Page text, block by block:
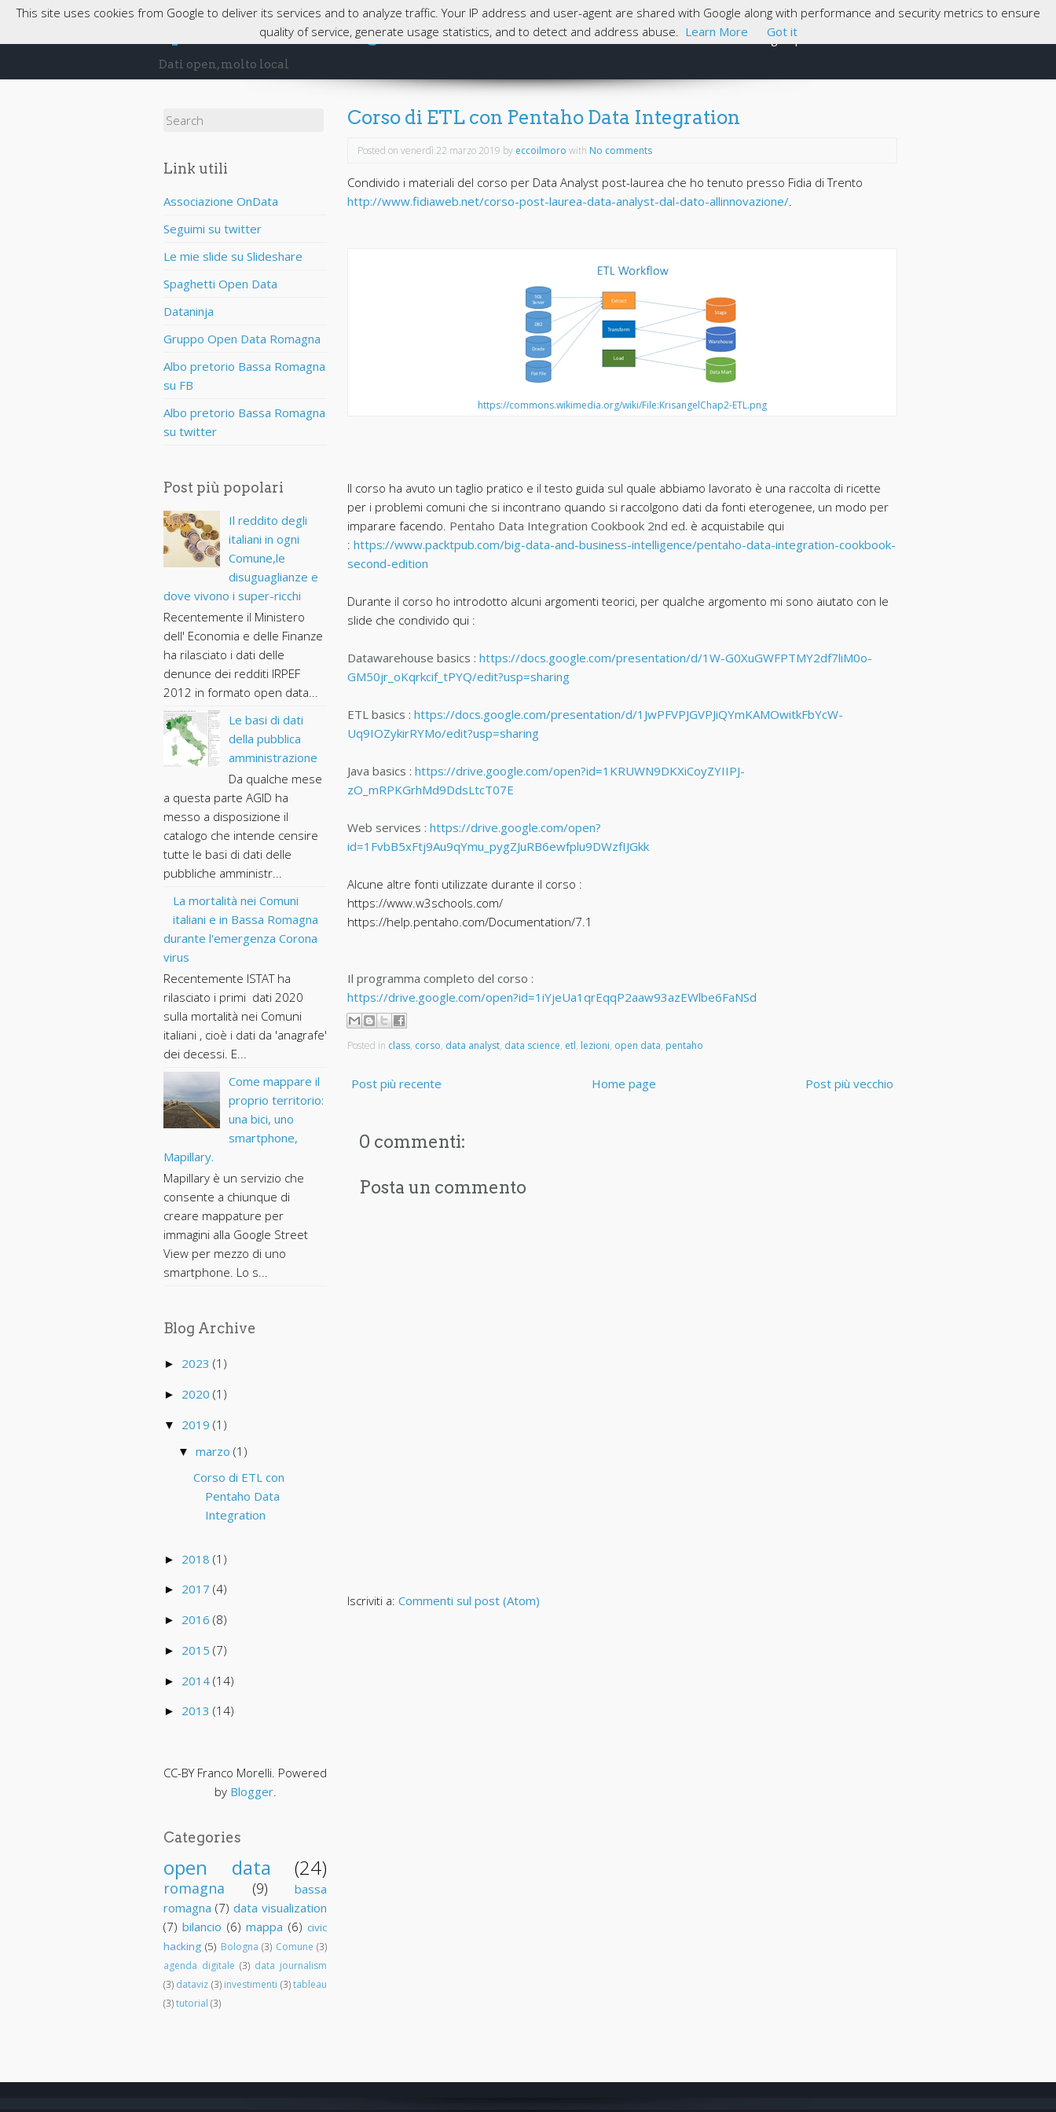
opendatabassaromagna
Dati open, molto local
Skip to content Home Cosa sono gli Open Data
Search for:
Link utili
Associazione OnData
Seguimi su twitter
Le mie slide su Slideshare
Spaghetti Open Data
Dataninja
Gruppo Open Data Romagna
Albo pretorio Bassa Romagna
su FB
Albo pretorio Bassa Romagna
su twitter
Post più popolari
Il reddito degli
italiani in ogni
Comune,le
disuguaglianze e
dove vivono i super-ricchi
Recentemente il Ministero
dell' Economia e delle Finanze
ha rilasciato i dati delle
denunce dei redditi IRPEF
2012 in formato open data...
Le basi di dati
della pubblica
amministrazione
Da qualche mese
a questa parte AGID ha
messo a disposizione il
catalogo che intende censire
tutte le basi di dati delle
pubbliche amministr...
La mortalità nei Comuni
italiani e in Bassa Romagna
durante l'emergenza Corona
virus
Recentemente ISTAT ha
rilasciato i primi dati 2020
sulla mortalità nei Comuni
italiani , cioè i dati da 'anagrafe'
dei decessi. E...
Come mappare il
proprio territorio:
una bici, uno
smartphone,
Mapillary.
Mapillary è un servizio che
consente a chiunque di
creare mappature per
immagini alla Google Street
View per mezzo di uno
smartphone. Lo s...
Blog Archive
► 2023 (1)
► 2020 (1)
▼ 2019 (1)
▼ marzo (1)
Corso di ETL con
Pentaho Data
Integration
► 2018 (1)
► 2017 (4)
► 2016 (8)
► 2015 (7)
► 2014 (14)
► 2013 (14)
CC-BY Franco Morelli. Powered
by Blogger.
Categories
open data (24)
romagna (9)
bassa
romagna (7) data visualization
(7) bilancio (6) mappa (6) civic
hacking (5) Bologna (3) Comune (3)
agenda digitale (3) data journalism
(3) dataviz (3) investimenti (3) tableau
(3)tutorial (3)
Corso di ETL con Pentaho Data Integration
Posted on venerdì 22 marzo 2019 by eccoilmoro with No comments
Condivido i materiali del corso per Data Analyst post-laurea che ho tenuto presso Fidia di Trento
http://www.fidiaweb.net/corso-post-laurea-data-analyst-dal-dato-allinnovazione/
https://commons.wikimedia.org/wiki/File:KrisangelChap2-ETL.png
Il corso ha avuto un taglio pratico e il testo guida sul quale abbiamo lavorato è una raccolta di ricette
per i problemi comuni che si incontrano quando si raccolgono dati da fonti eterogenee, un modo per
imparare facendo. Pentaho Data Integration Cookbook 2nd ed. è acquistabile qui
: https://www.packtpub.com/big-data-and-business-intelligence/pentaho-data-integration-cookbook-
second-edition
Durante il corso ho introdotto alcuni argomenti teorici, per qualche argomento mi sono aiutato con le
slide che condivido qui :
Datawarehouse basics : https://docs.google.com/presentation/d/1W-G0XuGWFPTMY2df7liM0o-
GM50jr_oKqrkcif_tPYQ/edit?usp=sharing
ETL basics : https://docs.google.com/presentation/d/1JwPFVPJGVPJiQYmKAMOwitkFbYcW-
Uq9IOZykirRYMo/edit?usp=sharing
Java basics : https://drive.google.com/open?id=1KRUWN9DKXiCoyZYIIPJ-
zO_mRPKGrhMd9DdsLtcT07E
Web services : https://drive.google.com/open?
id=1FvbB5xFtj9Au9qYmu_pygZJuRB6ewfplu9DWzfIJGkk
Alcune altre fonti utilizzate durante il corso :
https://www.w3schools.com/
https://help.pentaho.com/Documentation/7.1
Il programma completo del corso :
https://drive.google.com/open?id=1iYjeUa1qrEqqP2aaw93azEWlbe6FaNSd
Posted in class, corso, data analyst, data science, etl, lezioni, open data, pentaho
Post più recente Post più vecchio
Home page
0 commenti:
Posta un commento
Iscriviti a: Commenti sul post (Atom)
This site uses cookies from Google to deliver its services and to analyze traffic. Your IP address and user-agent are shared with Google along with performance and security metrics to ensure
quality of service, generate usage statistics, and to detect and address abuse. Learn More Got it